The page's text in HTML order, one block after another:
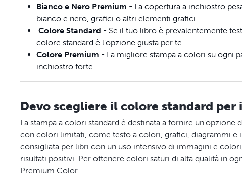
Bianco e Nero Premium - La copertura a inchiostro
bianco e nero, grafici o altri elementi grafici.
Colore Standard - Se il tuo libro è prevalentemente
colore standard è l'opzione giusta per te.
Colore Premium - La migliore stampa a colori su ogni
inchiostro forte.
Devo scegliere il colore standard
La stampa a colori standard è destinata a fornire
con colori limitati, come testo a colori, grafici, diagrammi e
consigliata per libri con un uso intensivo di immagini e
risultati positivi. Per ottenere colori saturi di alta qualità in
Premium Color.